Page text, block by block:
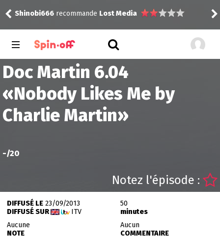
Shinobi666 recommande Lost Media
Doc Martin 6.04
«Nobody Likes Me by
Charlie Martin»
-/20
Notez l'épisode :
DIFFUSÉ LE23/09/2013
DIFFUSÉ SUR
ITV
50
minutes
Aucune
NOTE
Aucun
COMMENTAIRE